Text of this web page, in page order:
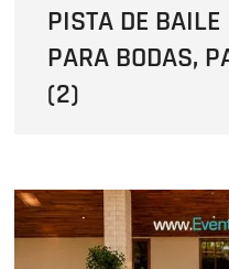
PISTA DE
PARA BODAS,
(2)